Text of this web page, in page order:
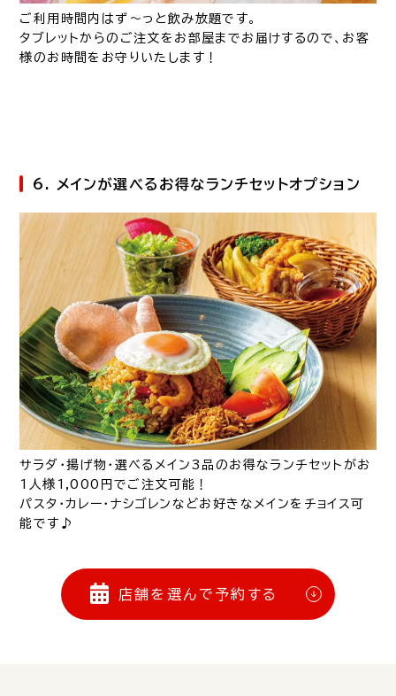
ご利用時間内はず～っと飲み放題です。
タブレットからのご注文をお部屋までお届けするので、お客
様のお時間をお守りいたします！
6. メインが選べるお得なランチセットオプション
サラダ・揚げ物・選べるメイン3品のお得なランチセットがお
1人様1,000円でご注文可能！
パスタ・カレー・ナシゴレンなどお好きなメインをチョイス可
能です♪
店舗を選んで予約する